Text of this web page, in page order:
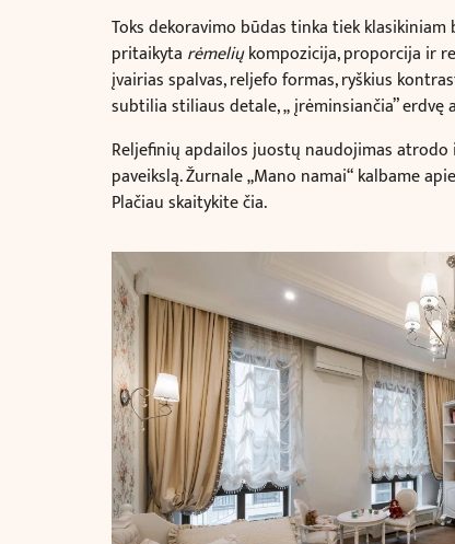
Toks dekoravimo būdas tinka tiek
pritaikyta rėmeliųkompozicija, proporcija ir
įvairias spalvas, reljefo formas, ryškius
subtilia stiliaus detale,„įrėminsiančia”
Reljefinių apdailos juostų naudojimas
paveikslą. Žurnale „Mano namai“ kalbame
Plačiau skaitykite čia.